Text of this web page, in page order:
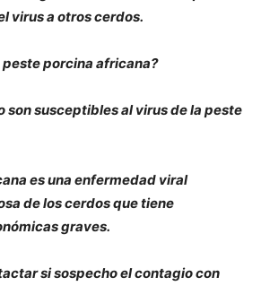
virus a otros cerdos.
porcina africana?
son susceptibles al virus de la peste
es una enfermedad viral
de los cerdos que tiene
graves.
si sospecho el contagio con